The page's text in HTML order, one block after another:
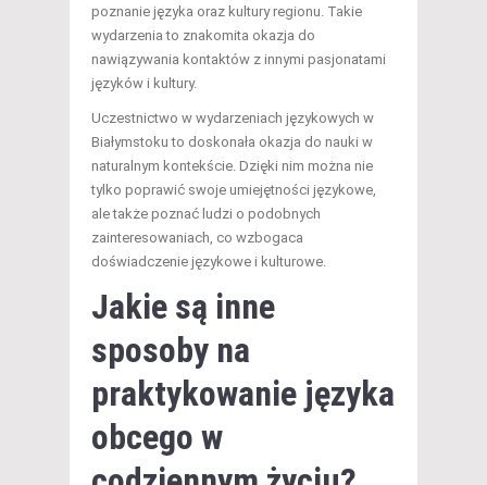
poznanie języka oraz kultury regionu. Takie
wydarzenia to znakomita okazja do
nawiązywania kontaktów z innymi pasjonatami
języków i kultury.
Uczestnictwo w wydarzeniach językowych w
Białymstoku to doskonała okazja do nauki w
naturalnym kontekście. Dzięki nim można nie
tylko poprawić swoje umiejętności językowe,
ale także poznać ludzi o podobnych
zainteresowaniach, co wzbogaca
doświadczenie językowe i kulturowe.
Jakie są inne
sposoby na
praktykowanie języka
obcego w